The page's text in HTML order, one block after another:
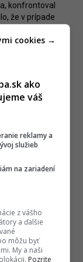
konfrontoval
že v prípade
rámec pre
priestorov.
Urban
viedla
dokončenia
lokality
výrazne lepšie
dokumentáciu
zameraných na
jednej štvrte.
územia
Dunaja.
a rámcový
„participačný“
ako
váš
reklamy a
služieb
na zariadení
z vášho
a ďalšie
môžu byť
My a naši
Pozrite
cookies →